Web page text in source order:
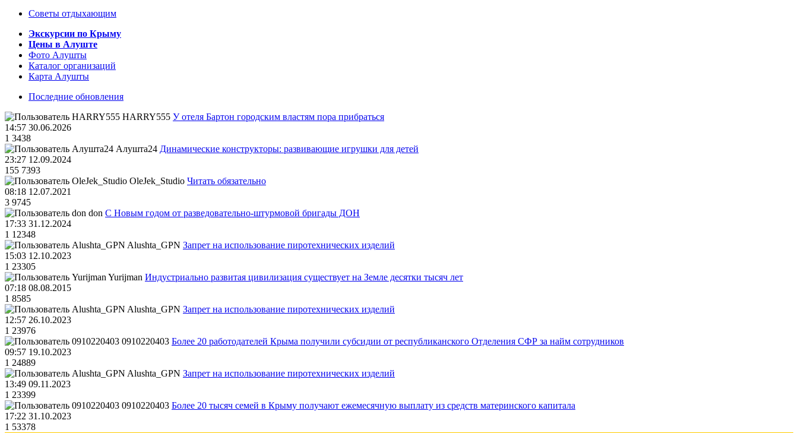
Советы отдыхающим
Экскурсии по Крыму
Цены в Алуште
Фото Алушты
Каталог организаций
Карта Алушты
Последние обновления
HARRY555 У отеля Бартон городским властям пора прибраться
14:57 30.06.2026
1 3438
Алушта24 Динамические конструкторы: развивающие игрушки для детей
23:27 12.09.2024
155 7393
OleJek_Studio Читать обязательно
08:18 12.07.2021
3 9745
don С Новым годом от разведовательно-штурмовой бригады ДОН
17:33 31.12.2024
1 12348
Alushta_GPN Запрет на использование пиротехнических изделий
15:03 12.10.2023
1 23305
Yurijman Индустриально развитая цивилизация существует на Земле десятки тысяч лет
07:18 08.08.2015
1 8585
Alushta_GPN Запрет на использование пиротехнических изделий
12:57 26.10.2023
1 23976
0910220403 Более 20 работодателей Крыма получили субсидии от республиканского Отделения СФР за найм сотрудников
09:57 19.10.2023
1 24889
Alushta_GPN Запрет на использование пиротехнических изделий
13:49 09.11.2023
1 23399
0910220403 Более 20 тысяч семей в Крыму получают ежемесячную выплату из средств материнского капитала
17:22 31.10.2023
1 53378